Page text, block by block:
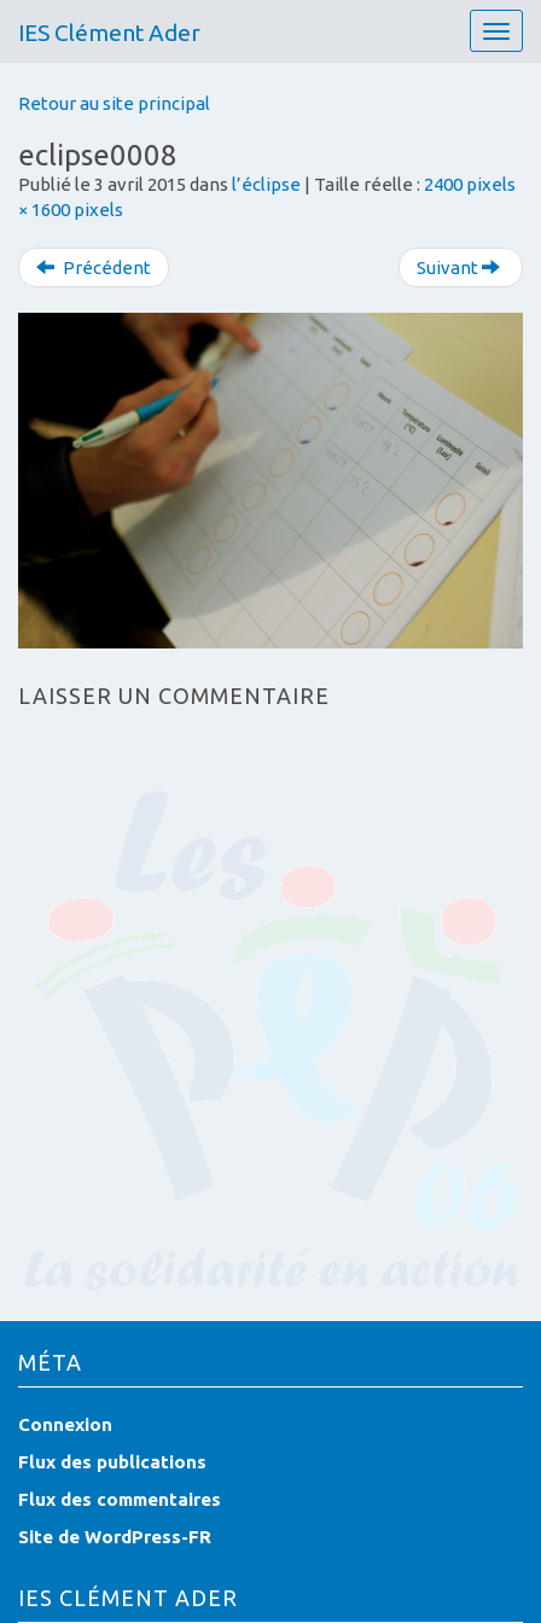
T
o
n
i
g
a
IES Clément Ader
Retour au site principal
eclipse0008
Publié le 3 avril 2015 dans l’éclipse | Taille réelle : 2400 pixels
× 1600 pixels
Précédent Suivant
LAISSER UN COMMENTAIRE
MÉTA
Connexion
Flux des publications
Flux des commentaires
Site de WordPress-FR
IES CLÉMENT ADER